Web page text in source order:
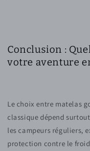
Conclusion :
votre aventure
Le choix entre matelas
classique dépend
les campeurs réguliers,
protection contre le